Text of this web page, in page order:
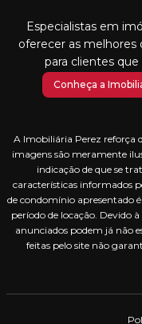
Especialistas em
oferecer as melhores
para clientes
Conheça a
A Imobiliária Perez reforça
imagens são meramente
indicação de que se
características informados
de condomínio apresentado
período de locação. Devido
anunciados podem já não
feitas pelo site não